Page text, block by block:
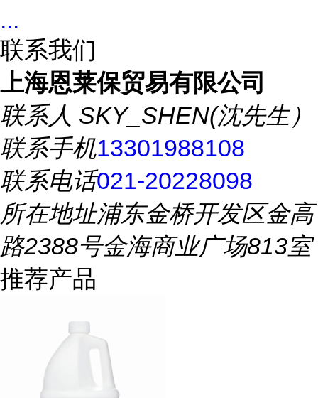
...
联系我们
上海恩莱保贸易有限公司
联系人 SKY_SHEN(沈先生）
联系手机13301988108
联系电话021-20228098
所在地址浦东金桥开发区金高
路2388号金海商业广场813室
推荐产品